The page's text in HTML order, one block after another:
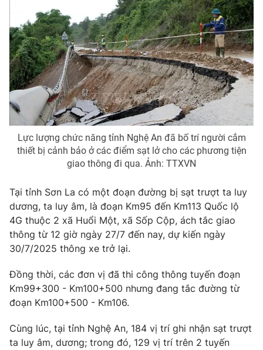
Thị trường
Góc doanh nghiệp
Truyền hình
Phim VTV
Hậu trường
Nhân vật
Khán giả
Giải sao mai
Giải trí
Điện ảnh
Âm nhạc
Sao
Đời sống
Du lịch
Làm đẹp
Chất lượng cuộc sống
Giáo dục
Tuyển sinh
Hitech Công nghệ tương lai
Sản phẩm
Thị trường
Giao lưu trực tuyến
Lịch phát sóng
Chuyên mục khác
Emagazine Podcast
Photo Infographic
Lực lượng chức năng tỉnh Nghệ An đã bố trí người cắm
thiết bị cảnh bảo ở các điểm sạt lở cho các phương tiện
giao thông đi qua. Ảnh: TTXVN
Tại tỉnh Sơn La có một đoạn đường bị sạt trượt ta luy
dương, ta luy âm, là đoạn Km95 đến Km113 Quốc lộ
4G thuộc 2 xã Huổi Một, xã Sốp Cộp, ách tắc giao
thông từ 12 giờ ngày 27/7 đến nay, dự kiến ngày
30/7/2025 thông xe trở lại.
Đồng thời, các đơn vị đã thi công thông tuyến đoạn
Km99+300 - Km100+500 nhưng đang tắc đường từ
đoạn Km100+500 - Km106.
Cùng lúc, tại tỉnh Nghệ An, 184 vị trí ghi nhận sạt trượt
ta luy âm, dương; trong đó, 129 vị trí trên 2 tuyến